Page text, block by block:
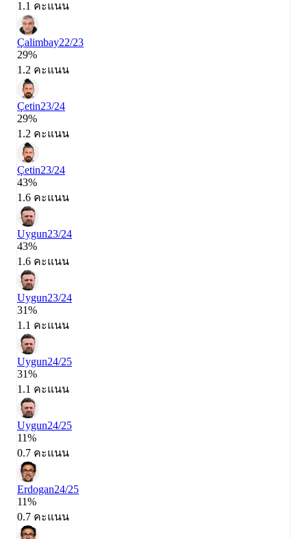
1.1 คะแนน
Çalimbay22/23
29%
1.2 คะแนน
Çetin23/24
29%
1.2 คะแนน
Çetin23/24
43%
1.6 คะแนน
Uygun23/24
43%
1.6 คะแนน
Uygun23/24
31%
1.1 คะแนน
Uygun24/25
31%
1.1 คะแนน
Uygun24/25
11%
0.7 คะแนน
Erdogan24/25
11%
0.7 คะแนน